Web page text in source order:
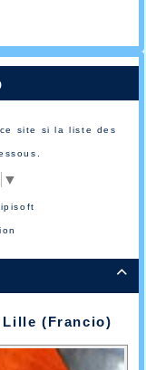
site si la liste des
▼

Lille (Francio)